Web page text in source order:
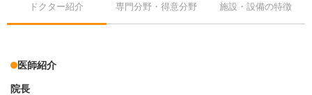
ドクター紹介 専門分野・得意分野 施設・設備の特徴
医師紹介
院長